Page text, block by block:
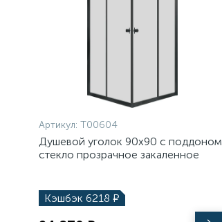
Артикул: T00604
Душевой уголок 90х90 с поддоном
стекло прозрачное закаленное
Кэшбэк 6218 ₽